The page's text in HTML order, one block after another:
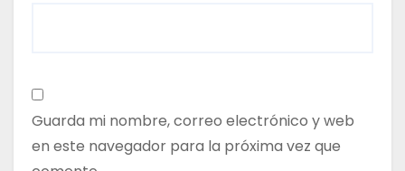
Guarda mi nombre, correo electrónico y web
en este navegador para la próxima vez que